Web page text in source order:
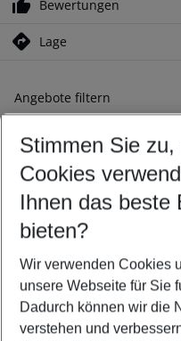
Bewertungen
Lage
Angebote filtern
Ändern Sie Ihre Kriterien
Abflughafen wählen
Beliebiger
Reisezeitraum wählen
09.08.26– 07.08.27
2 Erwachsene
Mehr
Stimmen Sie zu,
Cookies
Ihnen das beste
bieten?
Wir verwenden Cookies
unsere Webseite für Sie
Dadurch können wir die
verstehen und